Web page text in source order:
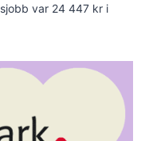
var 24 447 kr i